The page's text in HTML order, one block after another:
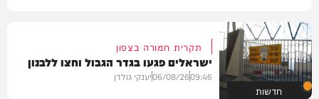
חדשות
תקרית חמורה בצפון
ישראלים פגעו בגדר הגבול וחצו ללבנון
09:46
06/08/26יענקי גולדן